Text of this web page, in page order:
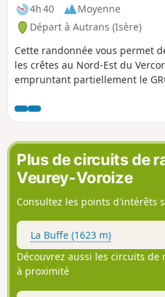
4h 40
Moyenne
Départ à Autrans (Isère)
Cette randonnée vous permet
les crêtes au Nord-Est du
empruntant partiellement le
des Pichières pour rejoindre
le GR®9 que vous suivrez vers
jusqu'à la Sure et
du Tunnel du Mortier.
Plus de circuits de
Veurey-Voroize
Consultez les points d'intérêts
La Buffe (1623 m)
Découvrez aussi les circuits
à proximité